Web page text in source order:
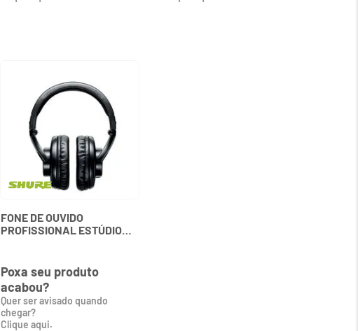
FONE DE OUVIDO
PROFISSIONAL ESTÚDIO
Poxa seu produto
acabou?
Quer ser avisado quando
chegar?
Clique aqui.